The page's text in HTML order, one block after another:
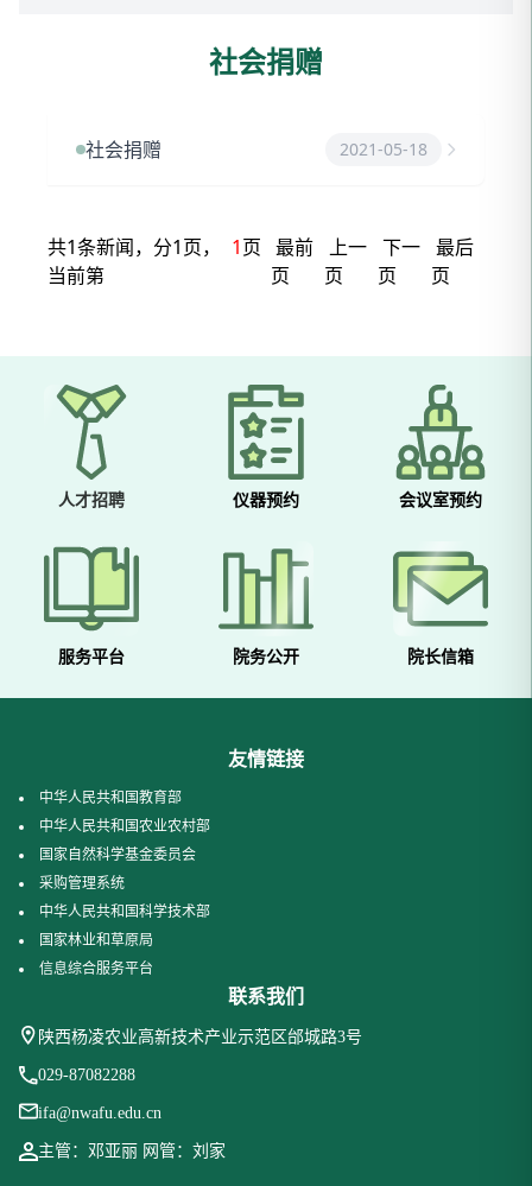
社会捐赠
社会捐赠 2021-05-18
共1条新闻，分1页，
当前第
1页 最前
页
上一
页
下一
页
最后
页
人才招聘 仪器预约 会议室预约
服务平台 院务公开 院长信箱
友情链接
中华人民共和国教育部
中华人民共和国农业农村部
国家自然科学基金委员会
采购管理系统
中华人民共和国科学技术部
国家林业和草原局
信息综合服务平台
联系我们
陕西杨凌农业高新技术产业示范区邰城路3号
029-87082288
ifa@nwafu.edu.cn
主管：邓亚丽 网管：刘家